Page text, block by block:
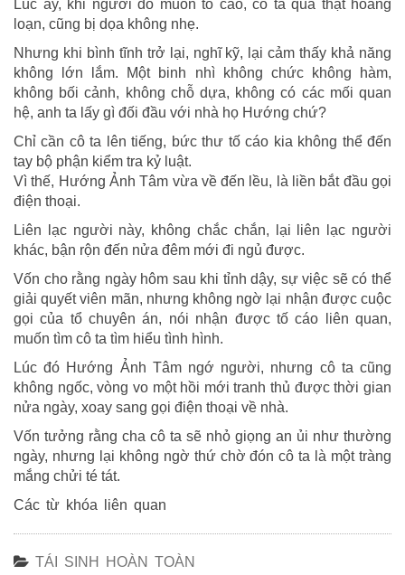
Lúc ấy, khi người đó muốn tố cáo, cô ta quả thật hoảng
loạn, cũng bị dọa không nhẹ.
Nhưng khi bình tĩnh trở lại, nghĩ kỹ, lại cảm thấy khả năng
không lớn lắm. Một binh nhì không chức không hàm,
không bối cảnh, không chỗ dựa, không có các mối quan
hệ, anh ta lấy gì đối đầu với nhà họ Hướng chứ?
Chỉ cần cô ta lên tiếng, bức thư tố cáo kia không thể đến
tay bộ phận kiểm tra kỷ luật.
Vì thế, Hướng Ảnh Tâm vừa về đến lều, là liền bắt đầu gọi
điện thoại.
Liên lạc người này, không chắc chắn, lại liên lạc người
khác, bận rộn đến nửa đêm mới đi ngủ được.
Vốn cho rằng ngày hôm sau khi tỉnh dậy, sự việc sẽ có thể
giải quyết viên mãn, nhưng không ngờ lại nhận được cuộc
gọi của tổ chuyên án, nói nhận được tố cáo liên quan,
muốn tìm cô ta tìm hiểu tình hình.
Lúc đó Hướng Ảnh Tâm ngớ người, nhưng cô ta cũng
không ngốc, vòng vo một hồi mới tranh thủ được thời gian
nửa ngày, xoay sang gọi điện thoại về nhà.
Vốn tưởng rằng cha cô ta sẽ nhỏ giọng an ủi như thường
ngày, nhưng lại không ngờ thứ chờ đón cô ta là một tràng
mắng chửi té tát.
Các từ khóa liên quan
TÁI SINH HOÀN TOÀN